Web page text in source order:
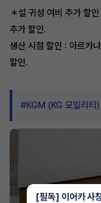
＊설 귀성 여비 추가 할
추가 할인.
생산 시점 할인 : 아르
할인.
#KGM (KG 모빌리티)
[필독] 이어카 사